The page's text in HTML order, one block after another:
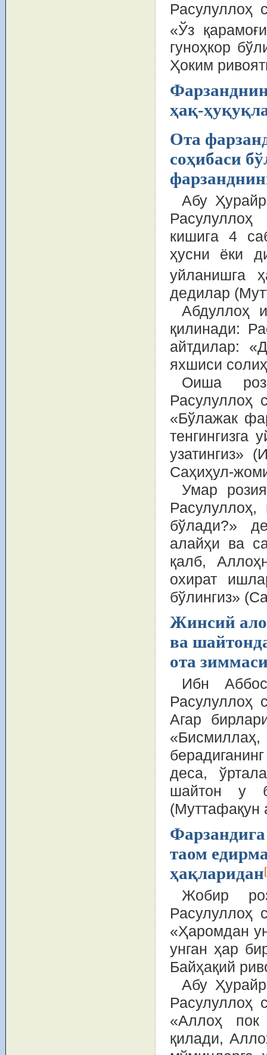
Расулуллоҳ
«Ўз
гуноҳкор
Ҳоким
ҳақ-
Ота
соҳибаси
Абу
кишигa 4
ҳусни ёки
уйлaнишгa
дeдилaр
Абдуллоҳ
қилинади:
айтдилар:
яxшиси
Оиша
Расулуллоҳ
«Бўлажак
тенгингизга
узатингиз»
Саҳиҳул-
Умар
Расулуллоҳ,
бўлади?»
алайҳи ва
қaлб,
охират
бўлингиз»
Жинсий
ва
ота
Ибн
Расулуллоҳ
Агар
«Бисмиллаҳ,
деса,
шайтон у
(Муттафақун
таом
ҳақларидан
Жобир
Расулуллоҳ
«Ҳаромдан
унган ҳар
Байҳақий
Абу
Расулуллоҳ
«Аллоҳ пок
қилади,